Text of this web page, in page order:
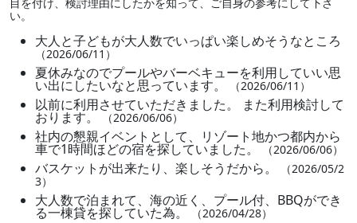
い。
大人と子どもが大人数でいっぱい楽しめそうなところ
（2026/06/11）
夏休みなのでプールやバーベキューを利用していい思
い出にしたいなと思っています。 （2026/06/11）
以前に利用させていただきました。 また利用検討して
おります。 （2026/06/06）
社内の懇親イベントとして、リゾート地かつ都内から
車で1時間ほどの宿を探していました。 （2026/06/06）
バスケットが出来たり、楽しそうだから。
（2026/05/2
3）
大人数で泊まれて、海の近く、プール付、BBQができ
る一棟貸を探していた為。 （2026/04/28）